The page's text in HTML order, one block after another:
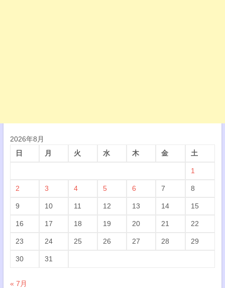
2026年8月
日
月 火 水 木 金 土
1
2 3 4 5 6 7 8
9 10 11 12 13 14 15
16 17 18 19 20 21 22
23 24 25 26 27 28 29
30 31
« 7月